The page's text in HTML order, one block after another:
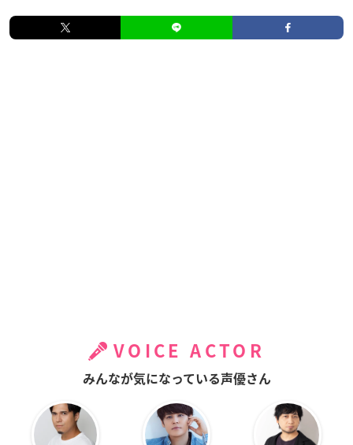
VOICE ACTOR
みんなが気になっている声優さん